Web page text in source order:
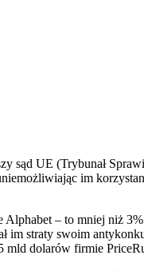
sąd UE (Trybunał
im
– to mniej niż
straty swoim
mld dolarów firmie